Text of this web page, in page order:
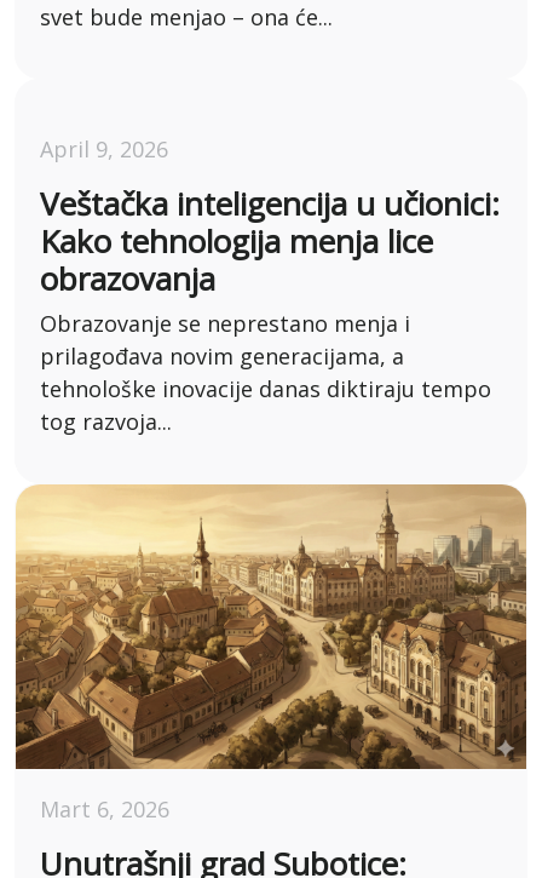
svet bude menjao – ona će...
April 9, 2026
Veštačka inteligencija u učionici:
Kako tehnologija menja lice
obrazovanja
Obrazovanje se neprestano menja i
prilagođava novim generacijama, a
tehnološke inovacije danas diktiraju tempo
tog razvoja...
Mart 6, 2026
Unutrašnji grad Subotice: